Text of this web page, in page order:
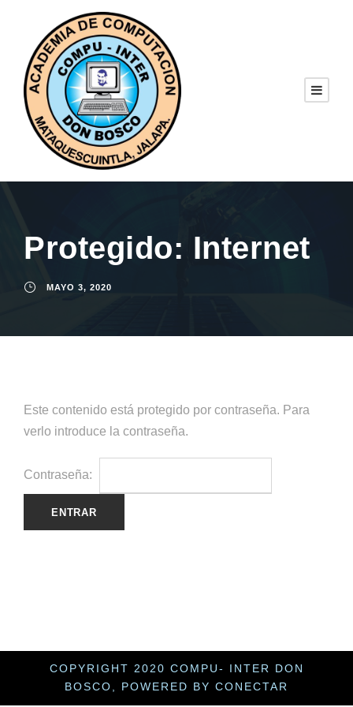
Protegido: Internet
MAYO 3, 2020
Este contenido está protegido por contraseña. Para
verlo introduce la contraseña.
Contraseña:
COPYRIGHT 2020 COMPU- INTER DON
BOSCO, POWERED BY CONECTAR